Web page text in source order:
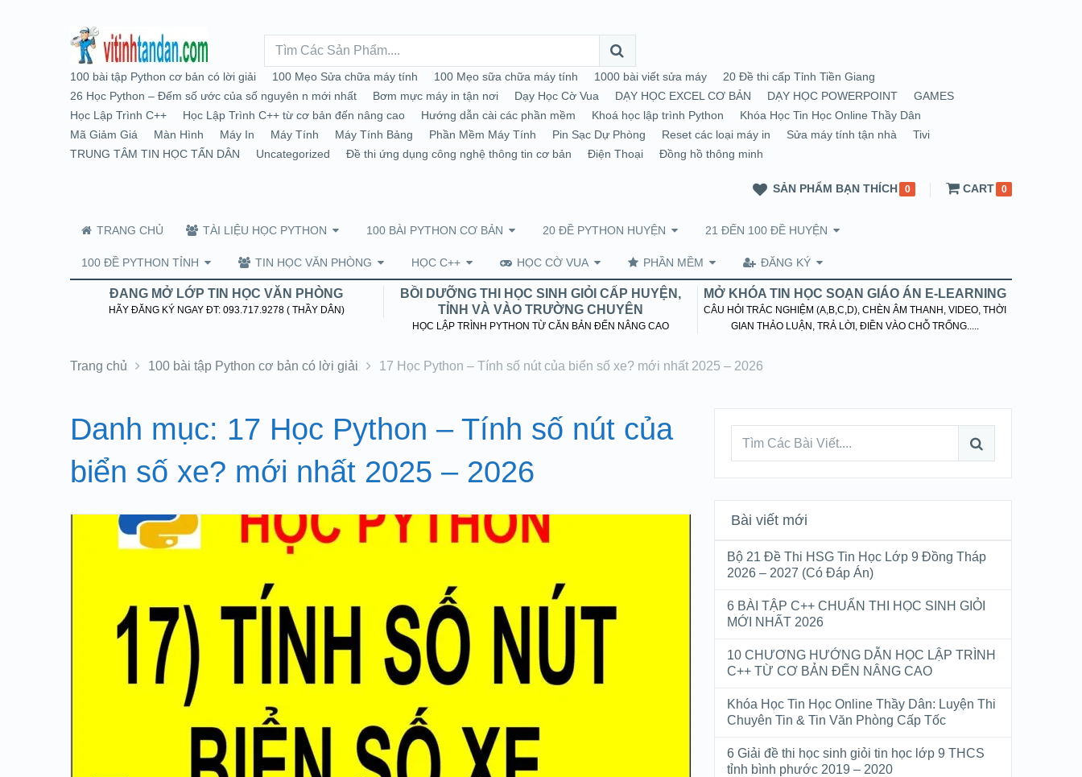
100 bài tập Python cơ bản có lời giải 100 Mẹo Sửa chữa máy tính 100 Mẹo sữa chữa máy tính 1000 bài viết sửa máy
20 Đề thi cấp Tỉnh Tiền Giang
26 Học Python – Đếm số ước của số nguyên n mới nhất
Bơm mực máy in tận nơi Dạy Học Cờ Vua DẠY HỌC EXCEL CƠ BẢN DẠY HỌC POWERPOINT
GAMES
Học Lập Trình C++
Học Lập Trình C++ từ cơ bản đến nâng cao Hướng dẫn cài các phần mềm Khoá học lập trình Python
Khóa Học Tin Học Online Thầy Dân
Mã Giảm Giá
Màn Hình Máy In Máy Tính Máy Tính Bảng Phần Mềm Máy Tính Pin Sạc Dự Phòng Reset các loại máy in Sửa máy tính tận nhà
Tivi
TRUNG TÂM TIN HỌC TẤN DÂN
Uncategorized Đề thi ứng dụng công nghệ thông tin cơ bản Điện Thoại Đồng hồ thông minh
SẢN PHẨM BẠN THÍCH 0 CART 0
TRANG CHỦ TÀI LIỆU HỌC PYTHON 100 BÀI PYTHON CƠ BẢN 20 ĐỀ PYTHON HUYỆN 21 ĐẾN 100 ĐỀ HUYỆN
100 ĐỀ PYTHON TỈNH TIN HỌC VĂN PHÒNG HỌC C++ HỌC CỜ VUA PHẦN MỀM ĐĂNG KÝ
ĐANG MỞ LỚP TIN HỌC VĂN PHÒNG
HÃY ĐĂNG KÝ NGAY ĐT: 093.717.9278 ( THẦY DÂN)
BỒI DƯỠNG THI HỌC SINH GIỎI CẤP HUYỆN,
TỈNH VÀ VÀO TRƯỜNG CHUYÊN
HỌC LẬP TRÌNH PYTHON TỪ CĂN BẢN ĐẾN NÂNG CAO
MỞ KHÓA TIN HỌC SOẠN GIÁO ÁN E-LEARNING
CÂU HỎI TRẮC NGHIỆM (A,B,C,D), CHÈN ÂM THANH, VIDEO, THỜI
GIAN THẢO LUẬN, TRẢ LỜI, ĐIỀN VÀO CHỖ TRỐNG.....
Trang chủ 100 bài tập Python cơ bản có lời giải 17 Học Python – Tính số nút của biển số xe? mới nhất 2025 – 2026
Danh mục: 17 Học Python – Tính số nút của
biển số xe? mới nhất 2025 – 2026
Bài viết mới
Bộ 21 Đề Thi HSG Tin Học Lớp 9 Đồng Tháp
2026 – 2027 (Có Đáp Án)
6 BÀI TẬP C++ CHUẨN THI HỌC SINH GIỎI
MỚI NHẤT 2026
10 CHƯƠNG HƯỚNG DẪN HỌC LẬP TRÌNH
C++ TỪ CƠ BẢN ĐẾN NÂNG CAO
Khóa Học Tin Học Online Thầy Dân: Luyện Thi
Chuyên Tin & Tin Văn Phòng Cấp Tốc
6 Giải đề thi học sinh giỏi tin học lớp 9 THCS
tỉnh bình phước 2019 – 2020